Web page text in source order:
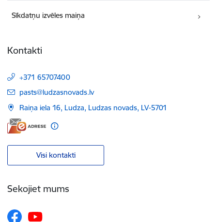
Sīkdatņu izvēles maiņa
Kontakti
+371 65707400
E-pasts:
pasts@ludzasnovads.lv
Raiņa iela 16, Ludza, Ludzas novads, LV-5701
Visi kontakti
Sekojiet mums